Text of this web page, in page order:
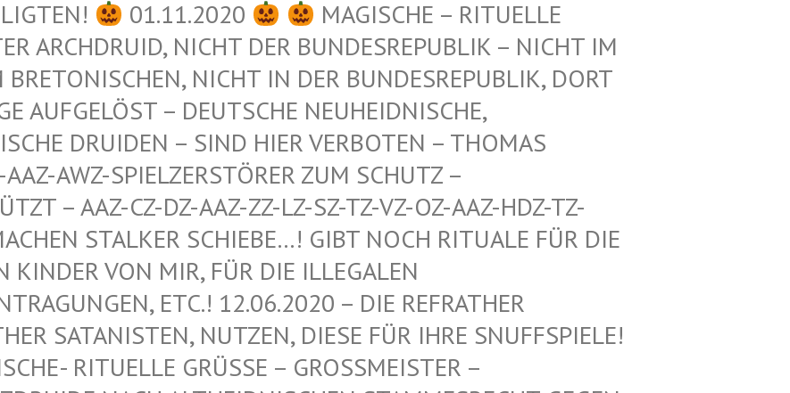
01.11.2020
MAGISCHE – RITUELLE
ARCHDRUID, NICHT DER BUNDESREPUBLIK – NICHT IM E
NICHT IN DER BUNDESREPUBLIK, DORT A
AUFGELÖST – DEUTSCHE NEUHEIDNISCHE, A
DRUIDEN – SIND HIER VERBOTEN – THOMAS M
AWZ-SPIELZERSTÖRER ZUM SCHUTZ – W
– AAZ-CZ-DZ-AAZ-ZZ-LZ-SZ-TZ-VZ-OZ-AAZ-HDZ-TZ-AA
STALKER SCHIEBE…! GIBT NOCH RITUALE FÜR DIE VO
VON MIR, FÜR DIE ILLEGALEN MI
ETC.! 12.06.2020 – DIE REFRATHER SA
SATANISTEN, NUTZEN, DIESE FÜR IHRE SNUFFSPIELE! KE
RITUELLE GRÜSSE – GROSSMEISTER – ALTHE